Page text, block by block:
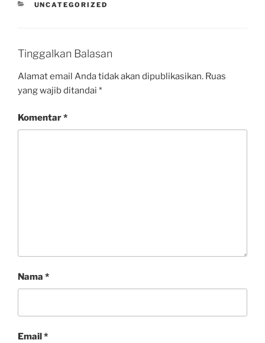
UNCATEGORIZED
Tinggalkan Balasan
Alamat email Anda tidak akan dipublikasikan. Ruas
yang wajib ditandai *
Komentar*
Nama *
Email*